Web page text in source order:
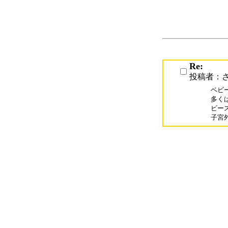
Re:
投稿者：
ベビ
多く
ビー
子宮